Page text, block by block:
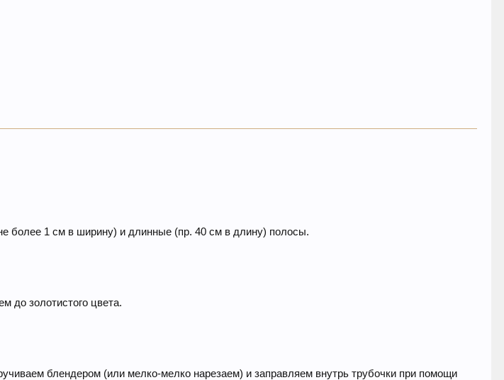
более 1 см в ширину) и длинные (пр. 40 см в длину) полосы.
до золотистого цвета.
блендером (или мелко-мелко нарезаем) и заправляем внутрь трубочки при помощи